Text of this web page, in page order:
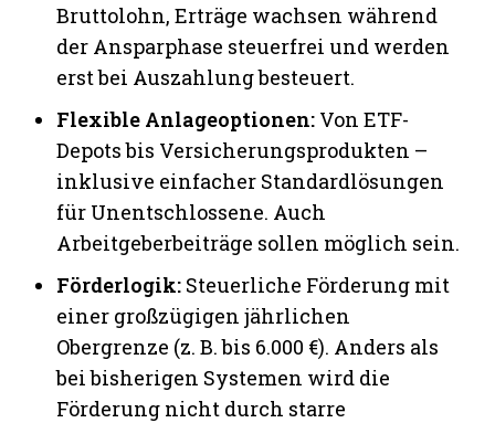
Bruttolohn, Erträge wachsen während
der Ansparphase steuerfrei und werden
erst bei Auszahlung besteuert.
Flexible Anlageoptionen: Von ETF-
Depots bis Versicherungsprodukten –
inklusive einfacher Standardlösungen
für Unentschlossene. Auch
Arbeitgeberbeiträge sollen möglich sein.
Förderlogik: Steuerliche Förderung mit
einer großzügigen jährlichen
Obergrenze (z. B. bis 6.000 €). Anders als
bei bisherigen Systemen wird die
Förderung nicht durch starre